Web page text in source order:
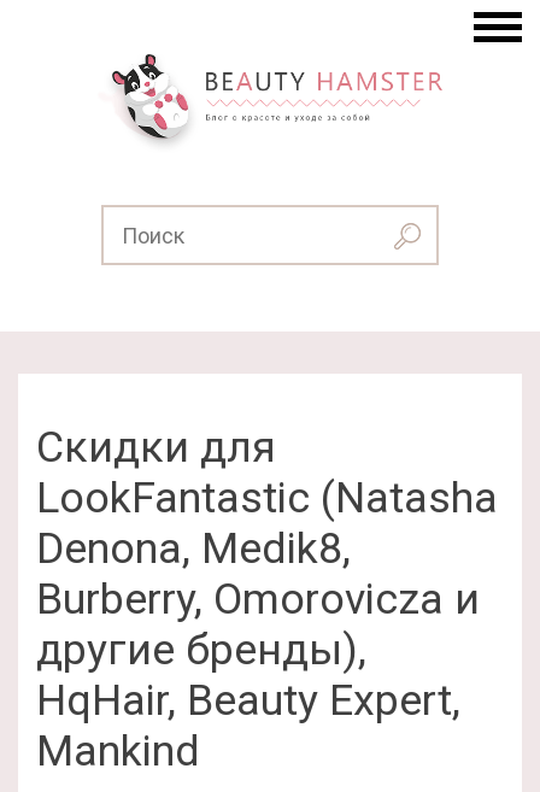
Скидки для
LookFantastic (Natasha
Denona, Medik8,
Burberry, Omorovicza и
другие бренды),
HqHair, Beauty Expert,
Mankind